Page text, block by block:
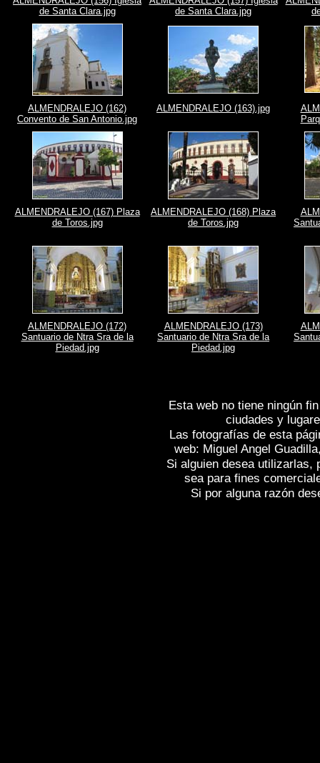
de Santa Clara.jpg
de Santa Clara.jpg
ALMENDRALEJO (162)
Convento de San Antonio.jpg
ALMENDRALEJO (163).jpg
ALMENDRALEJO (167) Plaza
de Toros.jpg
ALMENDRALEJO (168) Plaza
de Toros.jpg
ALMENDRALEJO (172)
Santuario de Ntra Sra de la
Piedad.jpg
ALMENDRALEJO (173)
Santuario de Ntra Sra de la
Piedad.jpg
Esta web no tiene ningún
ciudades y
Las fotografías de esta
web: Miguel Angel
Si alguien desea utilizarlas,
sea para fines
Si por alguna razón